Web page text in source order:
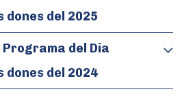
del 2025
DE 2025
del Dia
del 2024